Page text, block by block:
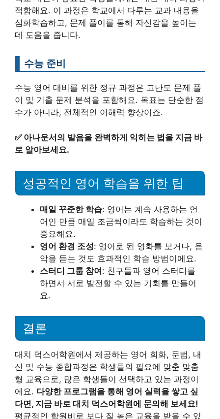
적합해요. 이 과정은 학교에서 다루는 교과 내용을
심화학습하고, 문제 풀이를 통해 자신감을 높이는
데 도움을 줍니다.
수능 준비
수능 영어 대비를 위한 정규 과정은 고난도 문제 풀
이 및 기출 문제 분석을 포함해요. 목표는 단순한 점
수가 아니라, 전체적인 이해력 향상이죠.
✅ 아나운서의 발음을 완벽하게 익히는 법을 지금 바
로 알아보세요.
성공적인 영어 학습을 위한 팁
매일 꾸준한 학습: 영어는 계속 사용하는 언
어인 만큼 매일 조금씩이라도 학습하는 것이
중요해요.
영어 환경 조성: 영어로 된 영화를 보거나, 음
악을 듣는 것도 효과적인 학습 방법이에요.
스터디 그룹 참여: 친구들과 영어 스터디를
하면서 서로 발전할 수 있는 기회를 만들어
요.
결론
대치 덕스어학원에서 제공하는 영어 회화, 문법, 내
신 및 수능 종합과정은 학생들의 필요에 맞춘 맞춤
형 교육으로, 많은 학생들이 선택하고 있는 과정이
에요. 다양한 프로그램을 통해 영어 실력을 쌓고 싶
다면, 지금 바로 대치 덕스어학원에 문의해 보세요!
평균적인 학원비로 보다 질 높은 교육을 받을 수 있